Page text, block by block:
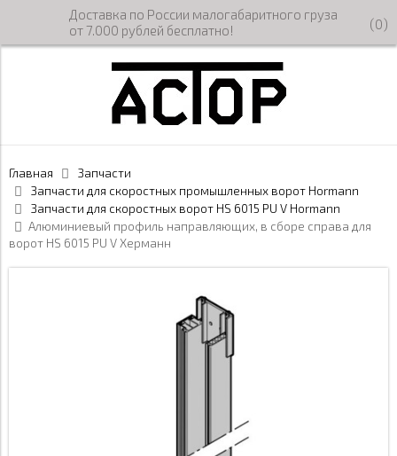
Доставка по России малогабаритного груза
от 7.000 рублей бесплатно!
(0)
Главная
Запчасти
Запчасти для скоростных промышленных ворот Hormann
Запчасти для скоростных ворот HS 6015 PU V Hormann
Алюминиевый профиль направляющих, в сборе справа для
ворот HS 6015 PU V Херманн